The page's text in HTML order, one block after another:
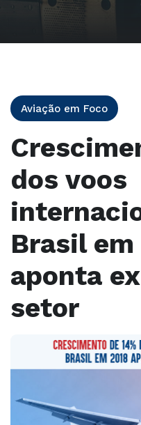
Aviação em Foco
dos voos
Brasil em
aponta
setor